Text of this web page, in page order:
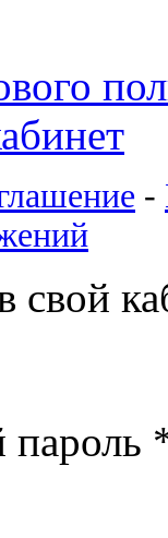
-
свой
пароль